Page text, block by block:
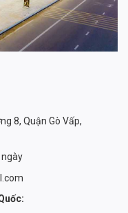
8, Quận Gò Vấp,